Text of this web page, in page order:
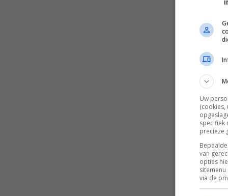
Uw
(cookies,
specifiek
precieze
van
opties
via de